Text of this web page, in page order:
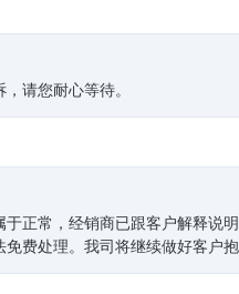
请您耐心等待。
正常，经销商已跟客户解释说
费处理。我司将继续做好客户